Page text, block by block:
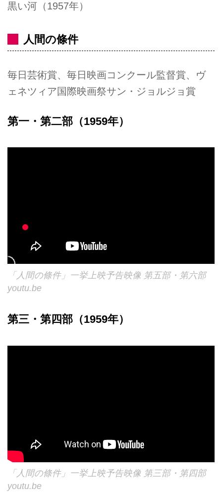
黒い河（1957年）
人間の條件
毎日芸術賞、毎日映画コンクール監督賞、ヴ
ェネツィア国際映画祭サン・ジョルジョ賞
第一・第二部（1959年）
「人間の條件」一挙上映予告映像 第五部・第六部
youtu.be
第三・第四部（1959年）
「人間の條件」一挙上映予告映像 第三部・第四部
youtu.be